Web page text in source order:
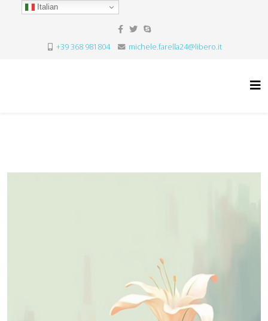
Italian
+39 368 981804 michele.farella24@libero.it